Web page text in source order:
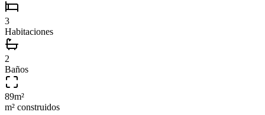
3
Habitaciones
2
Baños
89m²
m² construidos